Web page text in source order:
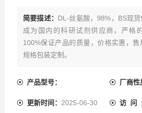
简要描述： DL-丝氨酸，98%，BS现
成为国内的科研试剂供应商，严格
100%保证产品的质量，价格实惠，
规格包装定制。
产品型号： 厂商性
更新时间： 2025-06-30 访 问